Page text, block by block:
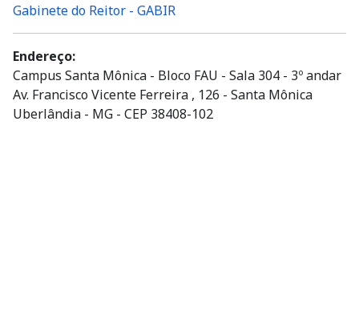
Gabinete do Reitor - GABIR
Endereço:
Campus Santa Mônica - Bloco FAU - Sala 304 - 3º andar
Av. Francisco Vicente Ferreira , 126 - Santa Mônica
Uberlândia - MG - CEP 38408-102